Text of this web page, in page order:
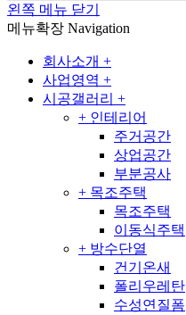
왼쪽 메뉴 닫기
메뉴확장 Navigation
회사소개 +
사업영역 +
시공갤러리 +
+ 인테리어
주거공간
상업공간
부분공사
+ 목조주택
목조주택
이동식주택
+ 방수단열
건기온새
폴리우레탄
수성연질폼